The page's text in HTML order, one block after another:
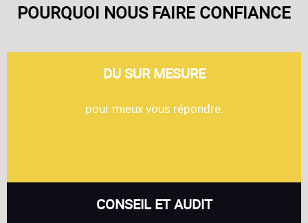
POURQUOI NOUS FAIRE CONFIANCE
DU SUR MESURE
pour mieux vous répondre.
CONSEIL ET AUDIT